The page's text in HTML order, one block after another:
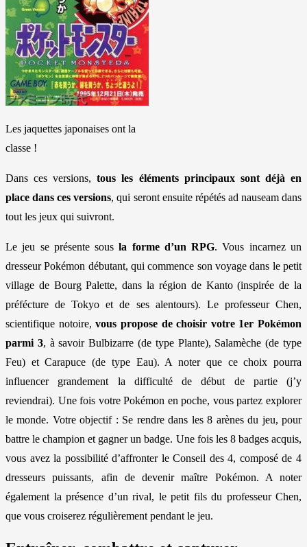
Les jaquettes japonaises ont la
classe !
Dans ces versions,tous les éléments principaux sont déjà en
place dans ces versions, qui seront ensuite répétés ad nauseam dans
tout les jeux qui suivront.
Le jeu se présente sousla forme d’un RPG. Vous incarnez un
dresseur Pokémon débutant, qui commence son voyage dans le petit
village de Bourg Palette, dans la région de Kanto (inspirée de la
préfécture de Tokyo et de ses alentours). Le professeur Chen,
scientifique notoire,vous propose de choisir votre 1er Pokémon
parmi 3, à savoir Bulbizarre (de type Plante), Salamèche (de type
Feu) et Carapuce (de type Eau). A noter que ce choix pourra
influencer grandement la difficulté de début de partie (j’y
reviendrai). Une fois votre Pokémon en poche, vous partez explorer
le monde. Votre objectif : Se rendre dans les 8 arènes du jeu, pour
battre le champion et gagner un badge. Une fois les 8 badges acquis,
vous avez la possibilité d’affronter le Conseil des 4, composé de 4
dresseurs puissants, afin de devenir maître Pokémon. A noter
également la présence d’un rival, le petit fils du professeur Chen,
que vous croiserez régulièrement pendant le jeu.